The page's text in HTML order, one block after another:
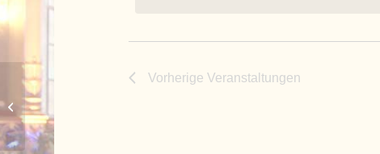
VorherigeVeranstaltungen
CSU Wehringen